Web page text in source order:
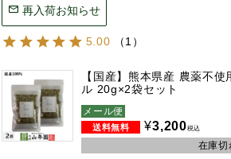
再入荷お知らせ
5.00 （1 ）
【国産】熊本県産 農薬不
ル 20g×2袋セット
メール便
¥3,200税込
在庫切